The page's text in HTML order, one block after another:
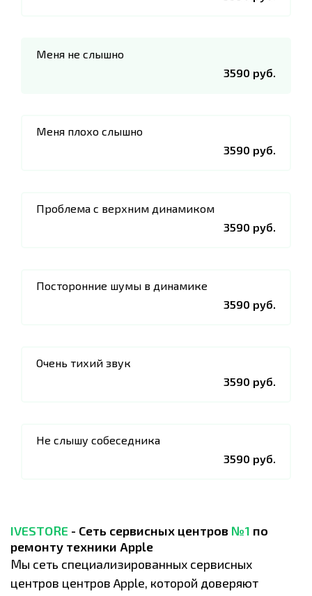
Меня не слышно
3590 руб.
Меня плохо слышно
3590 руб.
Проблема с верхним динамиком
3590 руб.
Посторонние шумы в динамике
3590 руб.
Очень тихий звук
3590 руб.
Не слышу собеседника
3590 руб.
IVESTORE - Сеть сервисных центров №1 по
ремонту техники Apple
Мы сеть специализированных сервисных
центров центров Apple, которой доверяют